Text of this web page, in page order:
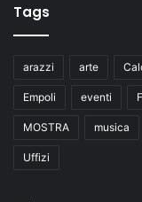
Tags
arazzi arte
Empoli eventi
MOSTRA musica
Uffizi